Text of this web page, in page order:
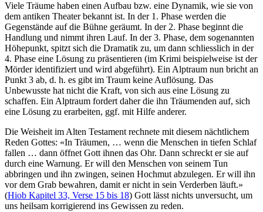
Viele Träume haben einen Aufbau bzw. eine Dynamik, wie sie von
dem antiken Theater bekannt ist. In der 1. Phase werden die
Gegenstände auf die Bühne geräumt. In der 2. Phase beginnt die
Handlung und nimmt ihren Lauf. In der 3. Phase, dem sogenannten
Höhepunkt, spitzt sich die Dramatik zu, um dann schliesslich in der
4. Phase eine Lösung zu präsentieren (im Krimi beispielweise ist der
Mörder identifiziert und wird abgeführt). Ein Alptraum nun bricht an
Punkt 3 ab, d. h. es gibt im Traum keine Auflösung. Das
Unbewusste hat nicht die Kraft, von sich aus eine Lösung zu
schaffen. Ein Alptraum fordert daher die ihn Träumenden auf, sich
eine Lösung zu erarbeiten, ggf. mit Hilfe anderer.
Die Weisheit im Alten Testament rechnete mit diesem nächtlichem
Reden Gottes: «In Träumen, … wenn die Menschen in tiefen Schlaf
fallen … dann öffnet Gott ihnen das Ohr. Dann schreckt er sie auf
durch eine Warnung. Er will den Menschen von seinem Tun
abbringen und ihn zwingen, seinen Hochmut abzulegen. Er will ihn
vor dem Grab bewahren, damit er nicht in sein Verderben läuft.»
(Hiob Kapitel 33, Verse 15 bis 18) Gott lässt nichts unversucht, um
uns heilsam korrigierend ins Gewissen zu reden.